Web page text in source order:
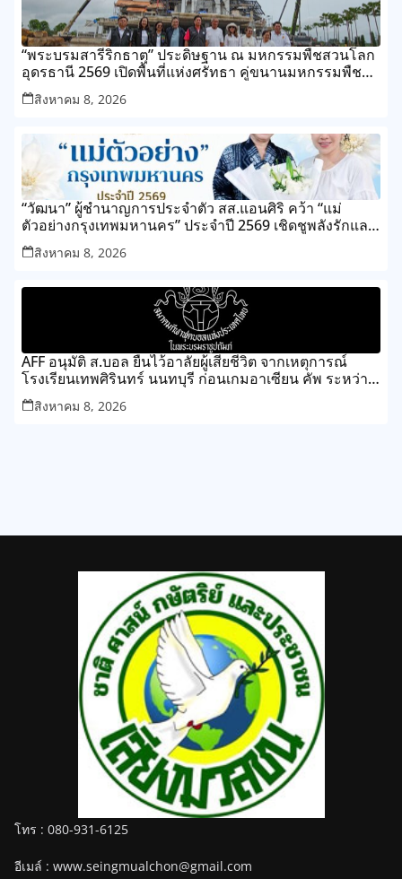
“พระบรมสารีริกธาตุ” ประดิษฐาน ณ มหกรรมพืชสวนโลก
อุดรธานี 2569 เปิดพื้นที่แห่งศรัทธา คู่ขนานมหกรรมพืช
สวนระดับโลก
สิงหาคม 8, 2026
“วัฒนา” ผู้ชำนาญการประจำตัว สส.แอนศิริ คว้า “แม่
ตัวอย่างกรุงเทพมหานคร” ประจำปี 2569 เชิดชูพลังรักและ
ความเสียสละของแม่ เขตทุ่งครุ
สิงหาคม 8, 2026
AFF อนุมัติ ส.บอล ยืนไว้อาลัยผู้เสียชีวิต จากเหตุการณ์
โรงเรียนเทพศิรินทร์ นนทบุรี ก่อนเกมอาเซียน คัพ ระหว่าง
ไทย กับ เมียนมา
สิงหาคม 8, 2026
โทร : 080-931-6125
อีเมล์ : www.seingmualchon@gmail.com